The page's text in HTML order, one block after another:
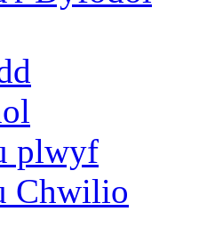
plwyf
Chwilio